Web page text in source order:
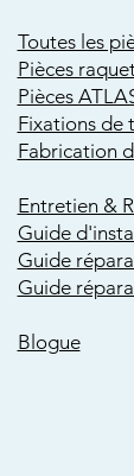
Toutes les
Pièces
Pièces
Fixations de
Fabrication
Entretien &
Guide
Guide
Guide
Blogue